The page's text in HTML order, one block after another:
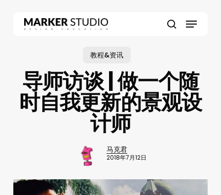
Menu
教程&资讯
导师访谈 | 做一个随
时自我更新的景观设
计师
马克君
2018年7月12日